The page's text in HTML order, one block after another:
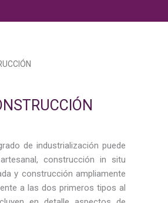
de industrialización puede
construcción in situ
y construcción ampliamente
a las dos primeros tipos al